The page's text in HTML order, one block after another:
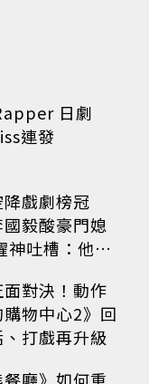
日劇
連發
降戲劇榜冠
毅酸豪門媳
神吐槽：他永
對決！動作
物中心2》回
打戲再升級
餐廳》如何重